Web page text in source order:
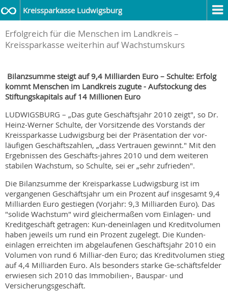
Kreissparkasse Ludwigsburg
Erfolgreich für die Menschen im Landkreis –
Kreissparkasse weiterhin auf Wachstumskurs
Bilanzsumme steigt auf 9,4 Milliarden Euro – Schulte: Erfolg
kommt Menschen im Landkreis zugute - Aufstockung des
Stiftungskapitals auf 14 Millionen Euro
LUDWIGSBURG – „Das gute Geschäftsjahr 2010 zeigt", so Dr.
Heinz-Werner Schulte, der Vorsitzende des Vorstands der
Kreissparkasse Ludwigsburg bei der Präsentation der vor-
läufigen Geschäftszahlen, „dass Vertrauen gewinnt." Mit den
Ergebnissen des Geschäfts-jahres 2010 und dem weiteren
stabilen Wachstum, so Schulte, sei er „sehr zufrieden".
Die Bilanzsumme der Kreisparkasse Ludwigsburg ist im
vergangenen Geschäftsjahr um ein Prozent auf insgesamt 9,4
Milliarden Euro gestiegen (Vorjahr: 9,3 Milliarden Euro). Das
"solide Wachstum" wird gleichermaßen vom Einlagen- und
Kreditgeschäft getragen: Kun-deneinlagen und Kreditvolumen
haben jeweils um rund ein Prozent zugelegt. Die Kunden-
einlagen erreichten im abgelaufenen Geschäftsjahr 2010 ein
Volumen von rund 6 Milliar-den Euro; das Kreditvolumen stieg
auf 4,4 Milliarden Euro. Als besonders starke Ge-schäftsfelder
erwiesen sich 2010 das Immobilien-, Bauspar- und
Versicherungsgeschäft.